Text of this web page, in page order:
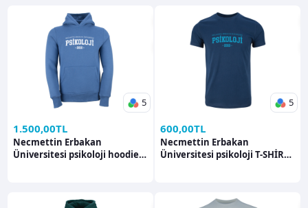
5
1.500,00TL
Necmettin Erbakan
Üniversitesi psikoloji hoodie
5
600,00TL
Necmettin Erbakan
Üniversitesi psikoloji T-SHİRT